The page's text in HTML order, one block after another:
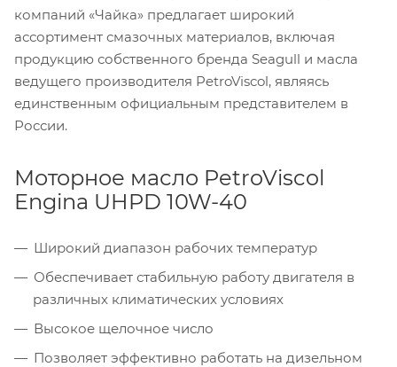
компаний «Чайка» предлагает широкий
ассортимент смазочных материалов, включая
продукцию собственного бренда Seagull и масла
ведущего производителя PetroViscol, являясь
единственным официальным представителем в
России.
Моторное масло PetroViscol
Engina UHPD 10W-40
Широкий диапазон рабочих температур
Обеспечивает стабильную работу двигателя в
различных климатических условиях
Высокое щелочное число
Позволяет эффективно работать на дизельном